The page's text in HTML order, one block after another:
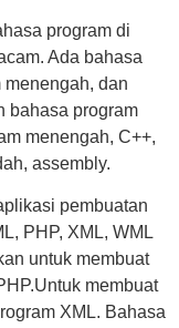
program di
Ada bahasa
menengah, dan
bahasa program
menengah, C++,
assembly.
pembuatan
PHP, XML, WML
untuk membuat
membuat
XML. Bahasa